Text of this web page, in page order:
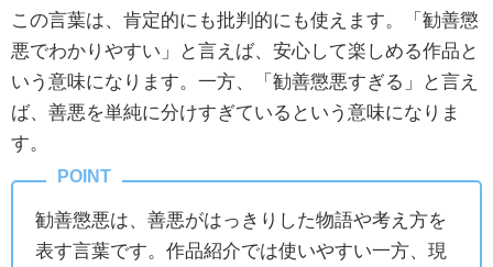
この言葉は、肯定的にも批判的にも使えます。「勧善懲
悪でわかりやすい」と言えば、安心して楽しめる作品と
いう意味になります。一方、「勧善懲悪すぎる」と言え
ば、善悪を単純に分けすぎているという意味になりま
す。
勧善懲悪は、善悪がはっきりした物語や考え方を
表す言葉です。作品紹介では使いやすい一方、現